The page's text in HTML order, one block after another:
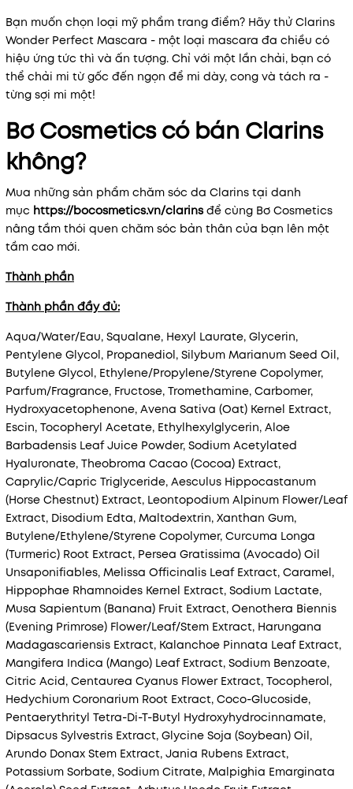
Bạn muốn chọn loại mỹ phẩm trang điểm? Hãy thử Clarins
Wonder Perfect Mascara - một loại mascara đa chiều có
hiệu ứng tức thì và ấn tượng. Chỉ với một lần chải, bạn có
thể chải mi từ gốc đến ngọn để mi dày, cong và tách ra -
từng sợi mi một!
Bơ Cosmetics có bán Clarins
không?
Mua những sản phẩm chăm sóc da Clarins tại danh
mục https://bocosmetics.vn/clarins để cùng Bơ Cosmetics
nâng tầm thói quen chăm sóc bản thân của bạn lên một
tầm cao mới.
Thành phần
Thành phần đầy đủ:
Aqua/Water/Eau, Squalane, Hexyl Laurate, Glycerin,
Pentylene Glycol, Propanediol, Silybum Marianum Seed Oil,
Butylene Glycol, Ethylene/Propylene/Styrene Copolymer,
Parfum/Fragrance, Fructose, Tromethamine, Carbomer,
Hydroxyacetophenone, Avena Sativa (Oat) Kernel Extract,
Escin, Tocopheryl Acetate, Ethylhexylglycerin, Aloe
Barbadensis Leaf Juice Powder, Sodium Acetylated
Hyaluronate, Theobroma Cacao (Cocoa) Extract,
Caprylic/Capric Triglyceride, Aesculus Hippocastanum
(Horse Chestnut) Extract, Leontopodium Alpinum Flower/Leaf
Extract, Disodium Edta, Maltodextrin, Xanthan Gum,
Butylene/Ethylene/Styrene Copolymer, Curcuma Longa
(Turmeric) Root Extract, Persea Gratissima (Avocado) Oil
Unsaponifiables, Melissa Officinalis Leaf Extract, Caramel,
Hippophae Rhamnoides Kernel Extract, Sodium Lactate,
Musa Sapientum (Banana) Fruit Extract, Oenothera Biennis
(Evening Primrose) Flower/Leaf/Stem Extract, Harungana
Madagascariensis Extract, Kalanchoe Pinnata Leaf Extract,
Mangifera Indica (Mango) Leaf Extract, Sodium Benzoate,
Citric Acid, Centaurea Cyanus Flower Extract, Tocopherol,
Hedychium Coronarium Root Extract, Coco-Glucoside,
Pentaerythrityl Tetra-Di-T-Butyl Hydroxyhydrocinnamate,
Dipsacus Sylvestris Extract, Glycine Soja (Soybean) Oil,
Arundo Donax Stem Extract, Jania Rubens Extract,
Potassium Sorbate, Sodium Citrate, Malpighia Emarginata